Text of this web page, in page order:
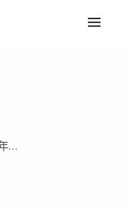
線上學習市場趨勢：2026 年知識型創業者掌握終身學習商機的 3 大核心策略